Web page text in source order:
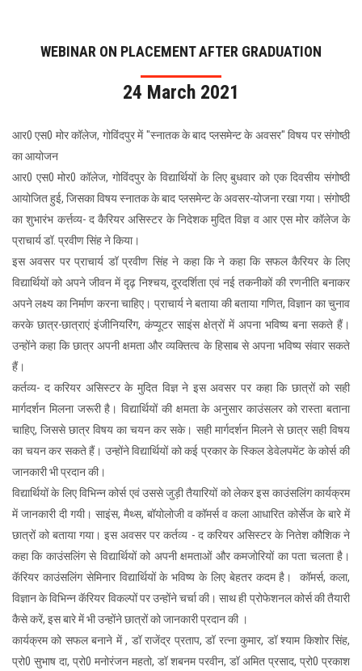
AISHE
CONTACT
WEBINAR ON PLACEMENT AFTER GRADUATION
24 March 2021
आर0 एस0 मोर कॉलेज, गोविंदपुर में "स्नातक के बाद प्लसमेन्ट के अवसर" विषय पर संगोष्ठी
का आयोजन
आर0 एस0 मोर0 कॉलेज, गोविंदपुर के विद्यार्थियों के लिए बुधवार को एक दिवसीय संगोष्ठी
आयोजित हुई, जिसका विषय स्नातक के बाद प्लसमेन्ट के अवसर-योजना रखा गया। संगोष्ठी
का शुभारंभ कर्त्तव्य- द कैरियर असिस्टर के निदेशक मुदित विज्ञ व आर एस मोर कॉलेज के
प्राचार्य डॉ. प्रवीण सिंह ने किया।
इस अवसर पर प्राचार्य डॉ प्रवीण सिंह ने कहा कि ने कहा कि सफल कैरियर के लिए
विद्यार्थियों को अपने जीवन में दृढ़ निश्चय, दूरदर्शिता एवं नई तकनीकों की रणनीति बनाकर
अपने लक्ष्य का निर्माण करना चाहिए। प्राचार्य ने बताया की बताया गणित, विज्ञान का चुनाव
करके छात्र-छात्राएं इंजीनियरिंग, कंप्यूटर साइंस क्षेत्रों में अपना भविष्य बना सकते हैं।
उन्होंने कहा कि छात्र अपनी क्षमता और व्यक्तित्व के हिसाब से अपना भविष्य संवार सकते
हैं।
कर्तव्य- द करियर असिस्टर के मुदित विज्ञ ने इस अवसर पर कहा कि छात्रों को सही
मार्गदर्शन मिलना जरूरी है। विद्यार्थियों की क्षमता के अनुसार काउंसलर को रास्ता बताना
चाहिए, जिससे छात्र विषय का चयन कर सके। सही मार्गदर्शन मिलने से छात्र सही विषय
का चयन कर सकते हैं। उन्होंने विद्यार्थियों को कई प्रकार के स्किल डेवेलपमेंट के कोर्स की
जानकारी भी प्रदान की।
विद्यार्थियों के लिए विभिन्न कोर्स एवं उससे जुड़ी तैयारियों को लेकर इस काउंसलिंग कार्यक्रम
में जानकारी दी गयी। साइंस, मैथ्स, बॉयोलोजी व कॉमर्स व कला आधारित कोर्सेज के बारे में
छात्रों को बताया गया। इस अवसर पर कर्तव्य - द करियर असिस्टर के नितेश कौशिक ने
कहा कि काउंसलिंग से विद्यार्थियों को अपनी क्षमताओं और कमजोरियों का पता चलता है।
कॅरियर काउंसलिंग सेमिनार विद्यार्थियों के भविष्य के लिए बेहतर कदम है। कॉमर्स, कला,
विज्ञान के विभिन्न कॅरियर विकल्पों पर उन्होंने चर्चा की। साथ ही प्रोफेशनल कोर्स की तैयारी
कैसे करें, इस बारे में भी उन्होंने छात्रों को जानकारी प्रदान की ।
कार्यक्रम को सफल बनाने में , डॉ राजेंद्र प्रताप, डॉ रत्ना कुमार, डॉ श्याम किशोर सिंह,
प्रो0 सुभाष दा, प्रो0 मनोरंजन महतो, डॉ शबनम परवीन, डॉ अमित प्रसाद, प्रो0 प्रकाश